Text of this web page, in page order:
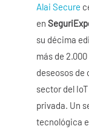
Alai Secure
en
su décima
más de
deseosos de
sector del
privada. Un
tecnológica